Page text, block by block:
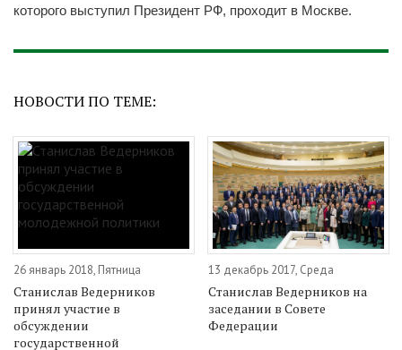
которого выступил Президент РФ, проходит в Москве.
НОВОСТИ ПО ТЕМЕ:
26 январь 2018, Пятница
Станислав Ведерников
принял участие в
обсуждении
государственной
13 декабрь 2017, Среда
Станислав Ведерников на
заседании в Совете
Федерации